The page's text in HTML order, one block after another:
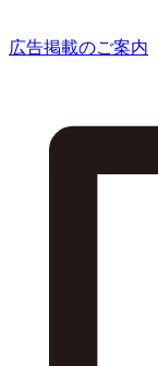
広告掲載のご案内